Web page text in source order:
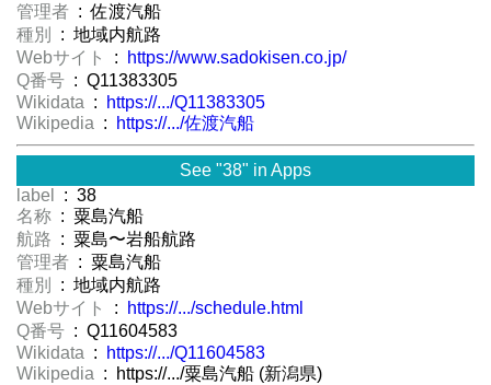
管理者 : 佐渡汽船
種別
: 地域内航路
Webサイト
:
https://www.sadokisen.co.jp/
Q番号 : Q11383305
Wikidata :
https://.../Q11383305
Wikipedia : https://.../佐渡汽船
See "38" in Apps
label
: 38
名称 : 粟島汽船
航路 : 粟島〜岩船航路
管理者 : 粟島汽船
種別
: 地域内航路
Webサイト
:
https://.../schedule.html
Q番号 : Q11604583
Wikidata :
https://.../Q11604583
Wikipedia : https://.../粟島汽船 (新潟県)